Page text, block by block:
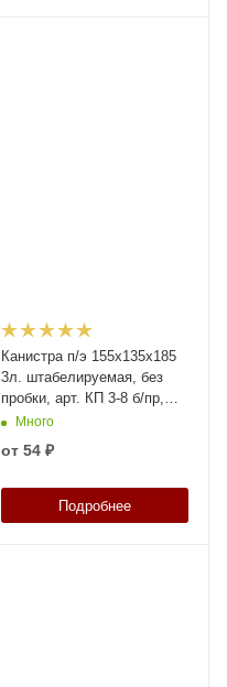
Канистра п/э 155х135х185
3л. штабелируемая, без
пробки, арт. КП 3-8 б/пр,
код: 21448
Много
от 54 ₽
Подробнее